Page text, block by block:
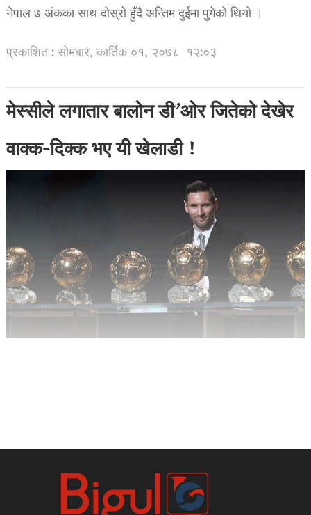
नेपाल ७ अंकका साथ दोस्रो हुँदै अन्तिम दुईमा पुगेको थियो ।
प्रकाशित : सोमबार, कार्तिक ०१, २०७८ १२:०३
मेस्सीले लगातार बालोन डी’ओर जितेको देखेर
वाक्क-दिक्क भए यी खेलाडी !